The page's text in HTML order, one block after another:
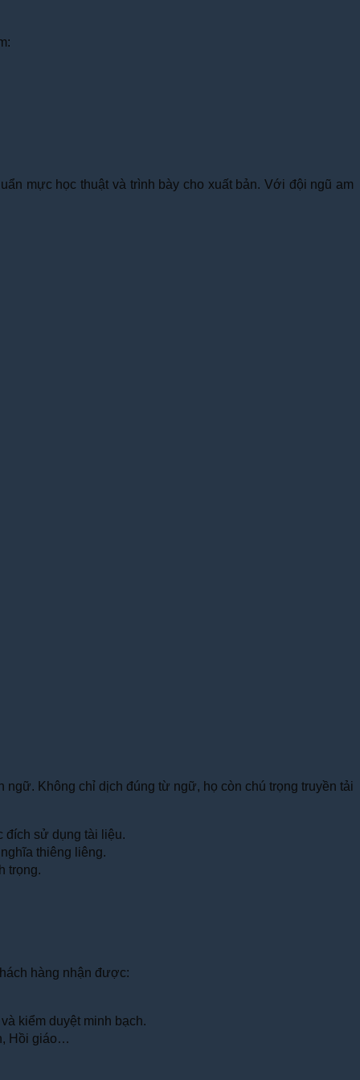
mực học thuật và trình bày cho xuất bản. Với đội ngũ am
Không chỉ dịch đúng từ ngữ, họ còn chú trọng truyền tải
đích sử dụng tài liệu.
thiêng liêng.
trọng.
hàng nhận được:
kiểm duyệt minh bạch.
Hồi giáo…